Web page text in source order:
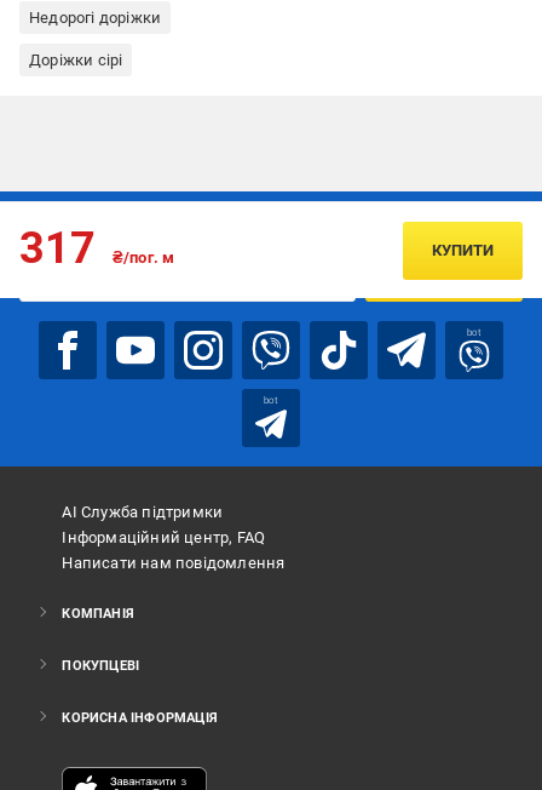
Недорогі доріжки
Доріжки сірі
317 ₴/пог. м КУПИТИ
Підписуйтесь, щоб дізнаватись першим про акції та пропозиції
ПІДПИСАТИСЯ
bot
bot
АІ Служба підтримки
Інформаційний центр, FAQ
Написати нам повідомлення
КОМПАНІЯ
ПОКУПЦЕВІ
КОРИСНА ІНФОРМАЦІЯ